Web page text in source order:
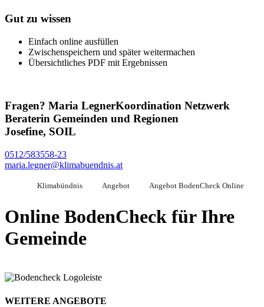
Gut zu wissen
Einfach online ausfüllen
Zwischenspeichern und später weitermachen
Übersichtliches PDF mit Ergebnissen
Fragen? Maria LegnerKoordination Netzwerk
Beraterin Gemeinden und Regionen
Josefine, SOIL
0512/583558-23
maria.legner@klimabuendnis.at
Klimabündnis Angebot Angebot BodenCheck Online
Online BodenCheck für Ihre
Gemeinde
WEITERE ANGEBOTE